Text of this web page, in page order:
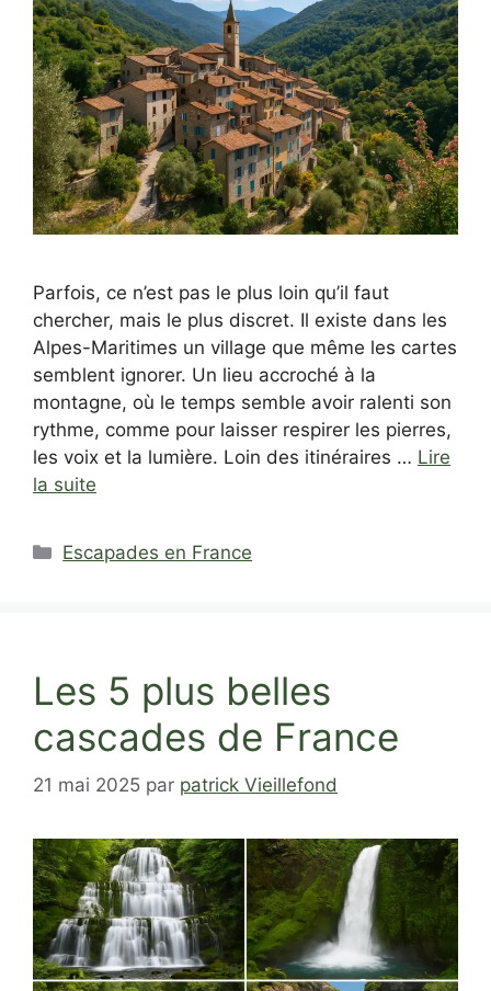
Parfois, ce n’est pas le plus loin qu’il faut
chercher, mais le plus discret. Il existe dans les
Alpes-Maritimes un village que même les cartes
semblent ignorer. Un lieu accroché à la
montagne, où le temps semble avoir ralenti son
rythme, comme pour laisser respirer les pierres,
les voix et la lumière. Loin des itinéraires … Lire
la suite
Catégories
Escapades en France
Les 5 plus belles
cascades de France
21 mai 2025 par patrick Vieillefond